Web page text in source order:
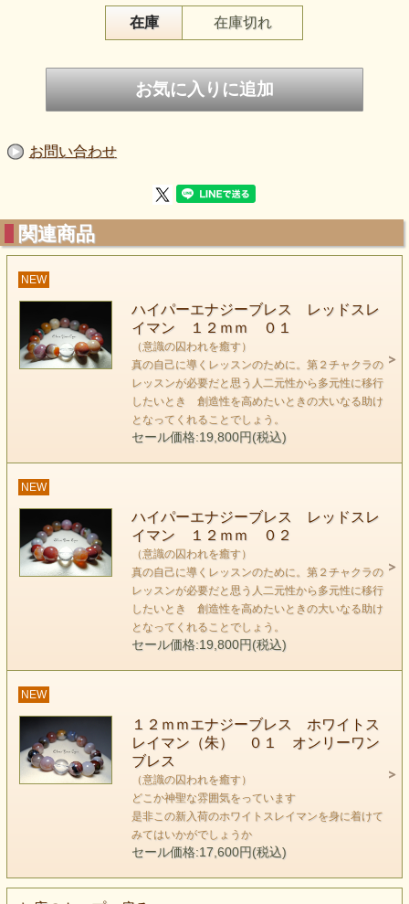
石ではありません。
その人がもう手放したと思えた筈の
です。
この石のチャクラへの作用はスキャニングタイプです。
持つ人によって違うそれぞれのチャクラのブロックを
ある意味、この石は自分には囚われている意識がある
と認識した後ではないと、あまり意味がないと言えるかもし
「本来の道から外れていますよ」というメッセージであり、
それはありがたく尊重するもので忌み嫌うものではないので
す。
つまり、そのメッセージによって自分の囚われに気づけると
いう
宇宙からの素晴らしい贈り物だからなのです。
ですから安易にこのスレイマンを付けていると
そのメッセージに気づけなくなってしまいます。
それほど、この石の持つ作用は素晴らしく
癒すべき箇所の深い部分にぐ～～～んと入っていくかのよう
です。
また、自分に囚われに向き合う準備が出来ていない人は
この石を身につけることを恐れる場合もあるでしょう。
それは、思い込みの世界と自分を同一化しているからこそ起
こる現象なのです。
本来、私達の本質は、宇宙と同じ、善も悪もなく純粋に澄み
切った光です。
在庫 在庫切れ
お問い合わせ
関連商品
NEW
ハイパーエナジーブレス レッドスレ
イマン １２ｍｍ ０１
（意識の囚われを癒す）
真の自己に導くレッスンのために。第２チャクラの
レッスンが必要だと思う人二元性から多元性に移行
したいとき 創造性を高めたいときの大いなる助け
となってくれることでしょう。
セール価格:19,800円(税込)
NEW
ハイパーエナジーブレス レッドスレ
イマン １２ｍｍ ０２
（意識の囚われを癒す）
真の自己に導くレッスンのために。第２チャクラの
レッスンが必要だと思う人二元性から多元性に移行
したいとき 創造性を高めたいときの大いなる助け
となってくれることでしょう。
セール価格:19,800円(税込)
NEW
１２ｍｍエナジーブレス ホワイトス
レイマン（朱） ０１ オンリーワン
ブレス
（意識の囚われを癒す）
どこか神聖な雰囲気をっています
是非この新入荷のホワイトスレイマンを身に着けて
みてはいかがでしょうか
セール価格:17,600円(税込)